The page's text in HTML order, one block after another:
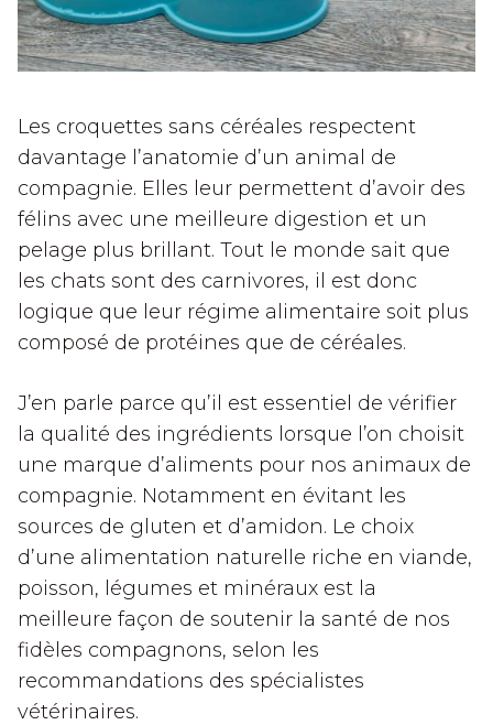
Les croquettes sans céréales respectent
davantage l’anatomie d’un animal de
compagnie. Elles leur permettent d’avoir des
félins avec une meilleure digestion et un
pelage plus brillant. Tout le monde sait que
les chats sont des carnivores, il est donc
logique que leur régime alimentaire soit plus
composé de protéines que de céréales.
J’en parle parce qu’il est essentiel de vérifier
la qualité des ingrédients lorsque l’on choisit
une marque d’aliments pour nos animaux de
compagnie. Notamment en évitant les
sources de gluten et d’amidon. Le choix
d’une alimentation naturelle riche en viande,
poisson, légumes et minéraux est la
meilleure façon de soutenir la santé de nos
fidèles compagnons, selon les
recommandations des spécialistes
vétérinaires.